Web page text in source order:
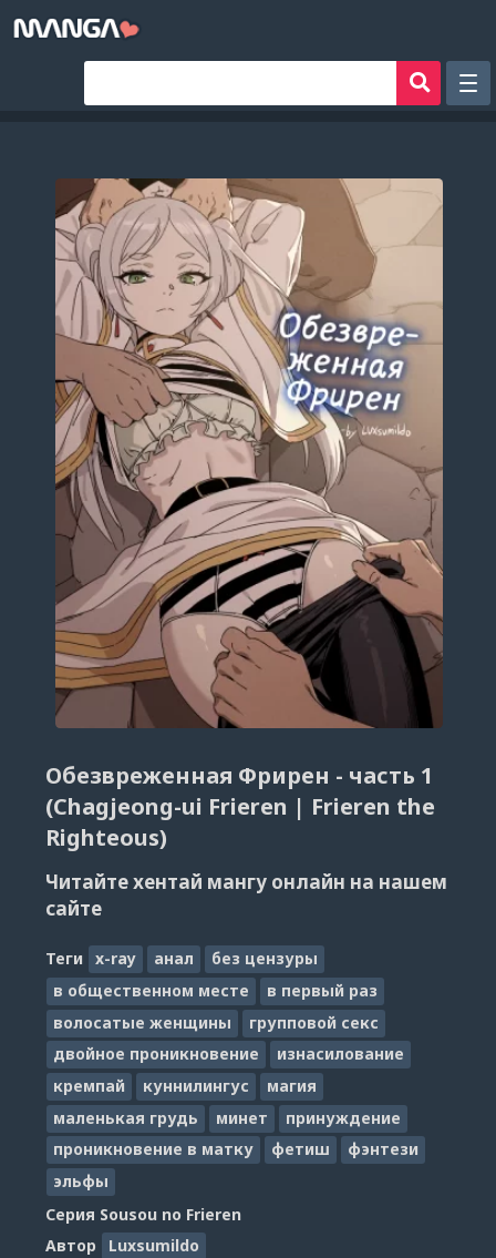
Авторы
Аниме хентай
Сборники манги
Sign in
Register
Обезвреженная Фрирен - часть 1
(Chagjeong-ui Frieren | Frieren the
Righteous)
Читайте хентай мангу онлайн на нашем
сайте
Теги x-ray анал
без цензуры
в общественном месте
в первый раз
волосатые женщины
групповой секс
двойное проникновение
изнасилование
кремпай
куннилингус
магия
маленькая грудь
минет
принуждение
проникновение в матку
фетиш
фэнтези
эльфы
Серия Sousou no Frieren
Автор
Luxsumildo